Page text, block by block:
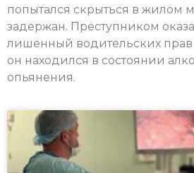
попытался скрыться в жилом
задержан. Преступником
лишенный водительских
он находился в состоянии
опьянения.